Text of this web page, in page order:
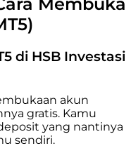
di HSB Investasi
akun
gratis. Kamu
yang nantinya
sendiri.